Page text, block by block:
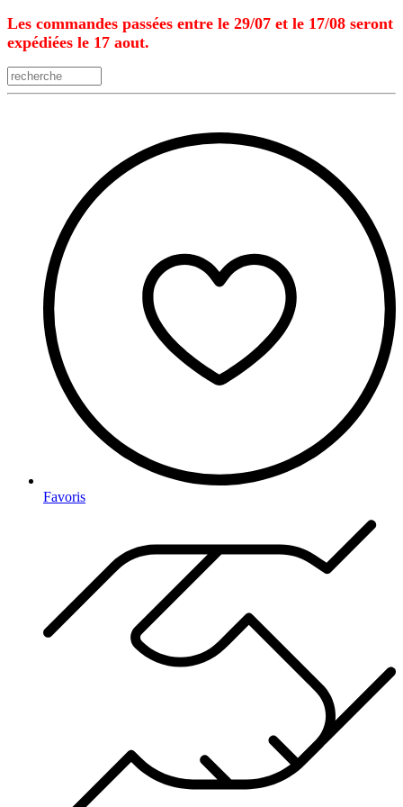
Les commandes passées entre le 29/07 et le 17/08 seront
expédiées le 17 aout.
Favoris